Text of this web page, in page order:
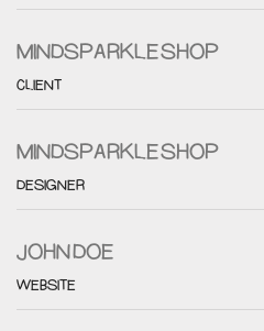
MINDSPARKLE SHOP
CLIENT
MINDSPARKLE SHOP
DESIGNER
JOHN DOE
WEBSITE